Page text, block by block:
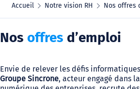
Contact
Accueil Notre vision RH Nos offres
Nos offres d’emploi
Envie de relever les défis
Groupe Sincrone, acteur engagé dans